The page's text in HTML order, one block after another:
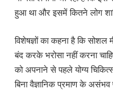
हुआ था और इसमें कितने लोग
विशेषज्ञों का कहना है कि सोशल
बंद करके भरोसा नहीं करना
को अपनाने से पहले योग्य
बिना वैज्ञानिक प्रमाण के असंभव